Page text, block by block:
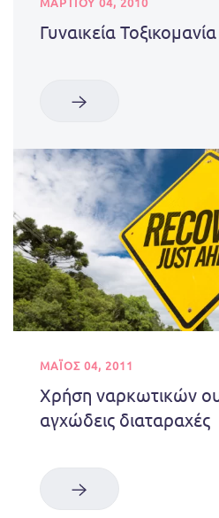
Γυναικεία Τοξικομανία
ΜΑΪΟΣ 04, 2011
Χρήση ναρκωτικών
αγχώδεις διαταραχές